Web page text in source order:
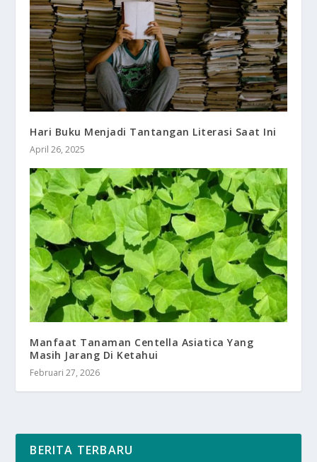
Hari Buku Menjadi Tantangan Literasi Saat Ini
April 26, 2025
Manfaat Tanaman Centella Asiatica Yang
Masih Jarang Di Ketahui
Februari 27, 2026
BERITA TERBARU